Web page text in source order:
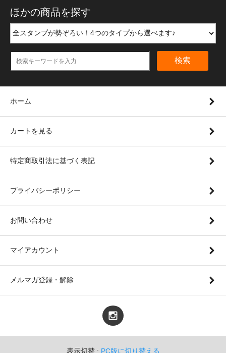
ほかの商品を探す
検索
ホーム
カートを見る
特定商取引法に基づく表記
プライバシーポリシー
お問い合わせ
マイアカウント
メルマガ登録・解除
表示切替 : PC版に切り替える